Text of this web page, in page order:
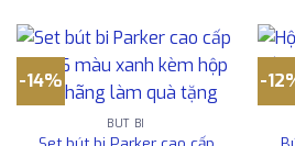
-14%
BÚT BI
-